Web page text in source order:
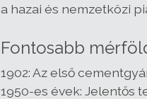
a hazai és nemzetközi
Fontosabb
1902: Az első
1950-es évek: Jelentős